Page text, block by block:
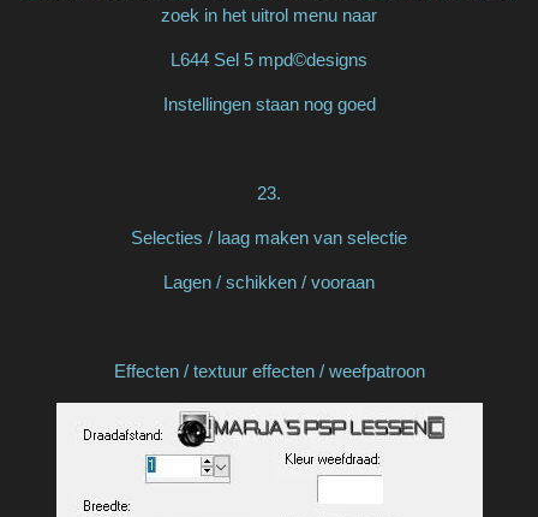
zoek in het uitrol menu naar
L644 Sel 5 mpd©designs
Instellingen staan nog goed
23.
Selecties / laag maken van selectie
Lagen / schikken / vooraan
Effecten / textuur effecten / weefpatroon